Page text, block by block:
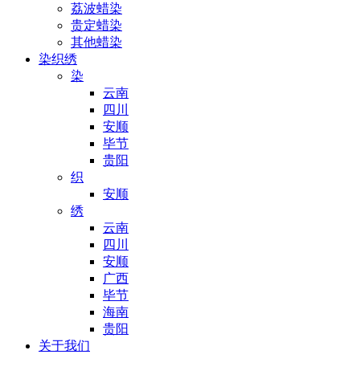
荔波蜡染
贵定蜡染
其他蜡染
染织绣
染
云南
四川
安顺
毕节
贵阳
织
安顺
绣
云南
四川
安顺
广西
毕节
海南
贵阳
关于我们